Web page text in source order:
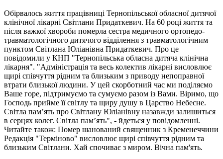
Обірвалось життя працівниці Тернопільської обласної дитячої
клінічної лікарні Світлани Придаткевич. На 60 році життя та
після важкої хвороби померла сестра медичного ортопедо-
травматологічного дитячого відділення з травматологічним
пунктом Світлана Юліанівна Придаткевич. Про це
повідомили у КНП "Тернопільська обласна дитяча клінічна
лікарня". "Адміністрація та весь колектив лікарні висловлює
щирі співчуття рідним та близьким з приводу непоправної
втрати близької людини. У цей скорботний час ми поділяємо
Ваше горе, підтримуємо та сумуємо разом із Вами. Віримо, що
Господь прийме її світлу та щиру душу в Царство Небесне.
Світла пам’ять про Світлану Юліанівну назавжди залишиться
в серцях колег. Світла пам’ять", - йдеться у повідомленні.
Читайте також: Помер шанований священник з Кременеччини
Редакція "Терміново" висловлює щирі співчуття рідним та
близьким Світлани. Хай спочиває з миром. Вічна пам'ять.